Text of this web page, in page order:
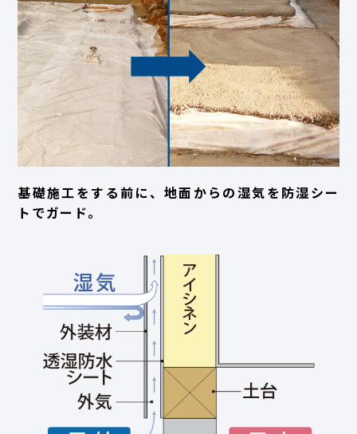
基礎施工をする前に、地面からの湿気を防湿シー
トでガード。